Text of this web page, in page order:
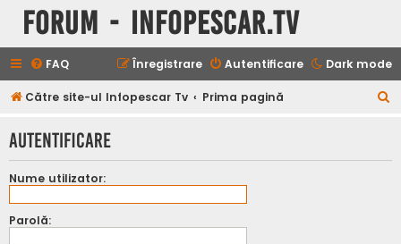
Forum - InfoPescar.Tv
Dark mode
FAQ Autentificare
Înregistrare
Către site-ul Infopescar Tv Prima pagină
t
Autentificare
Nume utilizator:
Parolă: